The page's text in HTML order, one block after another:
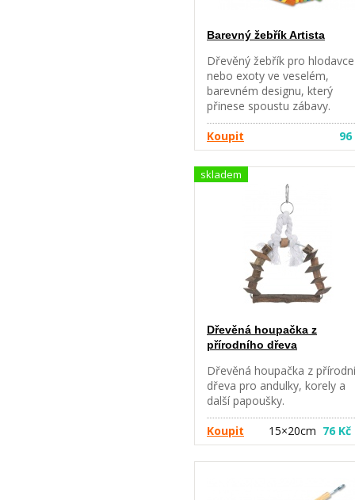
Barevný žebřík Artista
Dřevěný žebřík pro hlodavce
nebo exoty ve veselém,
barevném designu, který
přinese spoustu zábavy.
Rozměry: 50 x 8 cm
Koupit
96
skladem
Dřevěná houpačka z
přírodního dřeva
Dřevěná houpačka z
dřeva pro andulky, korely a
další papoušky.
Koupit
15×20cm 76 Kč